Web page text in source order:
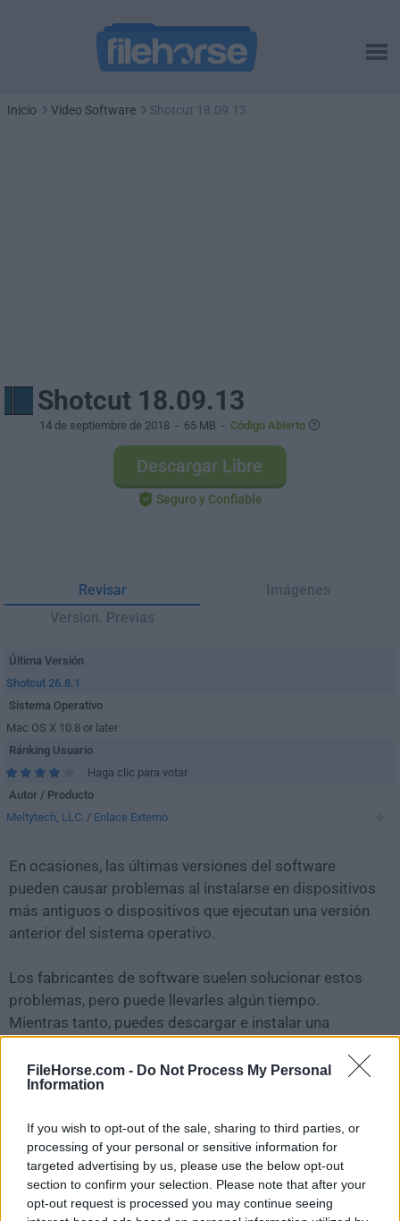
FileHorse.com - Do Not Process My Personal
Information
If you wish to opt-out of the sale, sharing to third parties, or
processing of your personal or sensitive information for
targeted advertising by us, please use the below opt-out
section to confirm your selection. Please note that after your
opt-out request is processed you may continue seeing
Inicio Video Software Shotcut 18.09.13
Shotcut 18.09.13
14 de septiembre de 2018 - 65 MB - Código Abierto
Descargar Libre
Seguro y Confiable
Revisar
Imágenes
Version. Previas
Última Versión
Shotcut 26.8.1
Sistema Operativo
Mac OS X 10.8 or later
Ránking Usuario
Haga clic para votar
Autor / Producto
Meltytech, LLC. / Enlace Externo
En ocasiones, las últimas versiones del software
pueden causar problemas al instalarse en dispositivos
más antiguos o dispositivos que ejecutan una versión
anterior del sistema operativo.
Los fabricantes de software suelen solucionar estos
problemas, pero puede llevarles algún tiempo.
Mientras tanto, puedes descargar e instalar una
Para aquellos interesados en descargar la versión más
simplemente hazclic aquí.
Todas las versiones antiguas distribuidas en nuestro
sitio web son completamente libres de virus y están